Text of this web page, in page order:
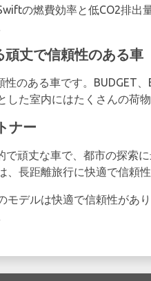
の燃費効率と低CO2排
丈で信頼性のある車
のある車です。BUDGET
た室内にはたくさんの荷
ナー
で頑丈な車で、都市の探索
長距離旅行に快適で信頼性
デルは快適で信頼性があ